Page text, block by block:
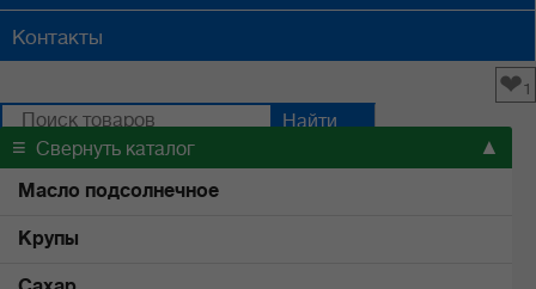
Контакты
❤1
≡ Свернуть каталог ▲
Масло подсолнечное
Крупы